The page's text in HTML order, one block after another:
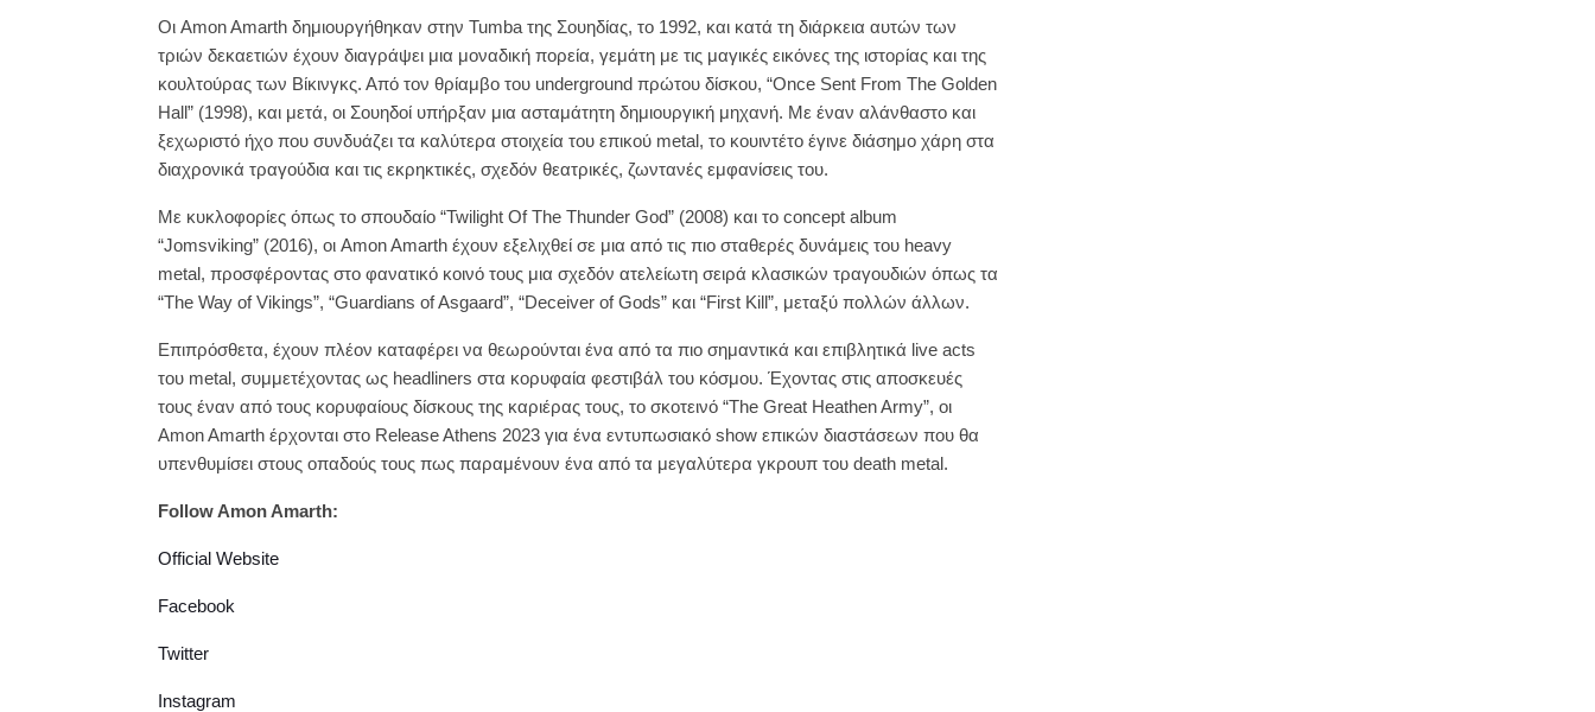
Οι Amon Amarth δημιουργήθηκαν στην Tumba της Σουηδίας, το 1992, και κατά τη διάρκεια αυτών των
τριών δεκαετιών έχουν διαγράψει μια μοναδική πορεία, γεμάτη με τις μαγικές εικόνες της ιστορίας και της
κουλτούρας των Βίκινγκς. Από τον θρίαμβο του underground πρώτου δίσκου, “Once Sent From The Golden
Hall” (1998), και μετά, οι Σουηδοί υπήρξαν μια ασταμάτητη δημιουργική μηχανή. Με έναν αλάνθαστο και
ξεχωριστό ήχο που συνδυάζει τα καλύτερα στοιχεία του επικού metal, το κουιντέτο έγινε διάσημο χάρη στα
διαχρονικά τραγούδια και τις εκρηκτικές, σχεδόν θεατρικές, ζωντανές εμφανίσεις του.
Με κυκλοφορίες όπως το σπουδαίο “Twilight Of The Thunder God” (2008) και το concept album
“Jomsviking” (2016), οι Amon Amarth έχουν εξελιχθεί σε μια από τις πιο σταθερές δυνάμεις του heavy
metal, προσφέροντας στο φανατικό κοινό τους μια σχεδόν ατελείωτη σειρά κλασικών τραγουδιών όπως τα
“The Way of Vikings”, “Guardians of Asgaard”, “Deceiver of Gods” και “First Kill”, μεταξύ πολλών άλλων.
Επιπρόσθετα, έχουν πλέον καταφέρει να θεωρούνται ένα από τα πιο σημαντικά και επιβλητικά live acts
του metal, συμμετέχοντας ως headliners στα κορυφαία φεστιβάλ του κόσμου. Έχοντας στις αποσκευές
τους έναν από τους κορυφαίους δίσκους της καριέρας τους, το σκοτεινό “The Great Heathen Army”, οι
Amon Amarth έρχονται στο Release Athens 2023 για ένα εντυπωσιακό show επικών διαστάσεων που θα
υπενθυμίσει στους οπαδούς τους πως παραμένουν ένα από τα μεγαλύτερα γκρουπ του death metal.
Follow Amon Amarth:
Official Website
Facebook
Twitter
Instagram